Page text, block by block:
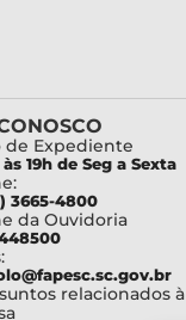
de Expediente
às 19h de Seg a Sexta
3665-4800
da Ouvidoria
relacionados à